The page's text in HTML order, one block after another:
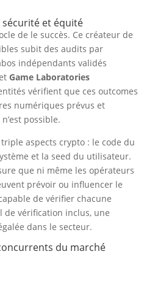
sécurité et équité
de le succès. Ce créateur de
subit des audits par
indépendants validés
Game Laboratories
vérifient que ces outcomes
numériques prévus et
possible.
aspects crypto : le code du
et la seed du utilisateur.
que ni même les opérateurs
prévoir ou influencer le
de vérifier chacune
de vérification inclus, une
dans le secteur.
du marché